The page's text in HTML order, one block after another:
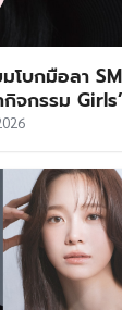
มโบกมือลา
จกรรม